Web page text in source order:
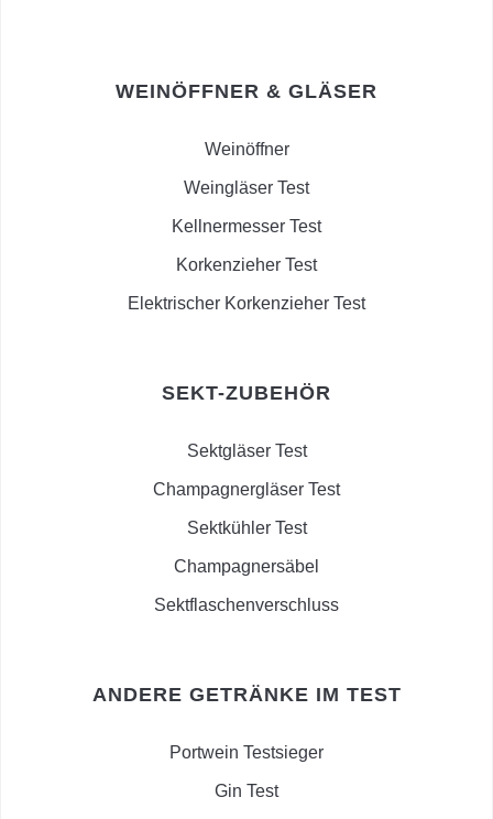
WEINÖFFNER & GLÄSER
Weinöffner
Weingläser Test
Kellnermesser Test
Korkenzieher Test
Elektrischer Korkenzieher Test
SEKT-ZUBEHÖR
Sektgläser Test
Champagnergläser Test
Sektkühler Test
Champagnersäbel
Sektflaschenverschluss
ANDERE GETRÄNKE IM TEST
Portwein Testsieger
Gin Test